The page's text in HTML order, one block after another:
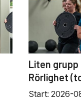
Liten
Rörlighet
Start: 2026-